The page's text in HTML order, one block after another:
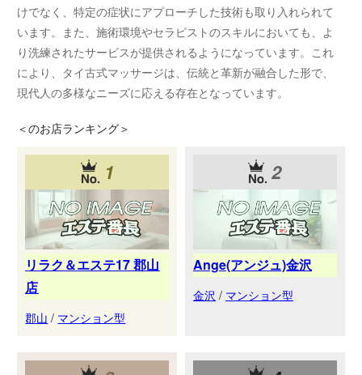
けでなく、特定の症状にアプローチした技術も取り入れられて
います。また、施術環境やセラピストのスキルにおいても、よ
り洗練されたサービスが提供されるようになっています。これ
により、タイ古式マッサージは、伝統と革新が融合した形で、
現代人の多様なニーズに応える存在となっています。
＜のお店ランキング＞
1
リラク＆エステ17 郡山
店
郡山 / マンション型
2
Ange(アンジュ)金沢
金沢 / マンション型